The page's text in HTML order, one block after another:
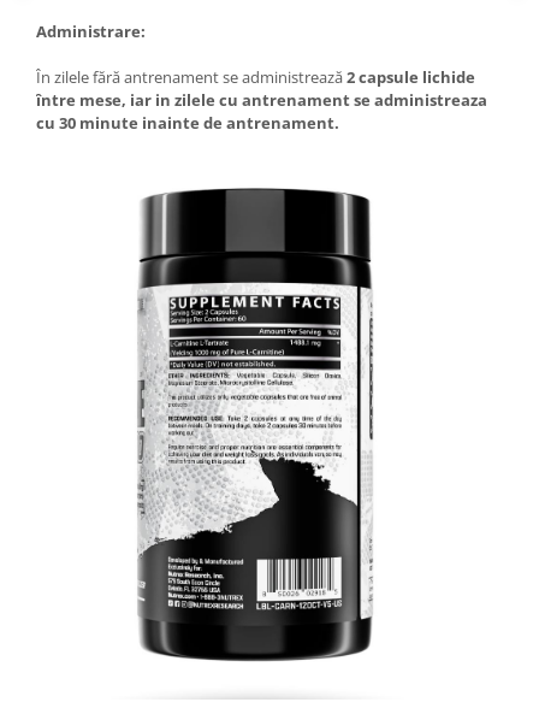
Administrare:
În zilele fără antrenament se administrează2capsule lichide
între mese, iar in zilele cu antrenament se administreaza
cu 30 minute inainte de antrenament.